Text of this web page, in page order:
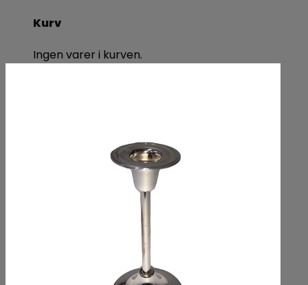
Kurv
Ingen varer i kurven.